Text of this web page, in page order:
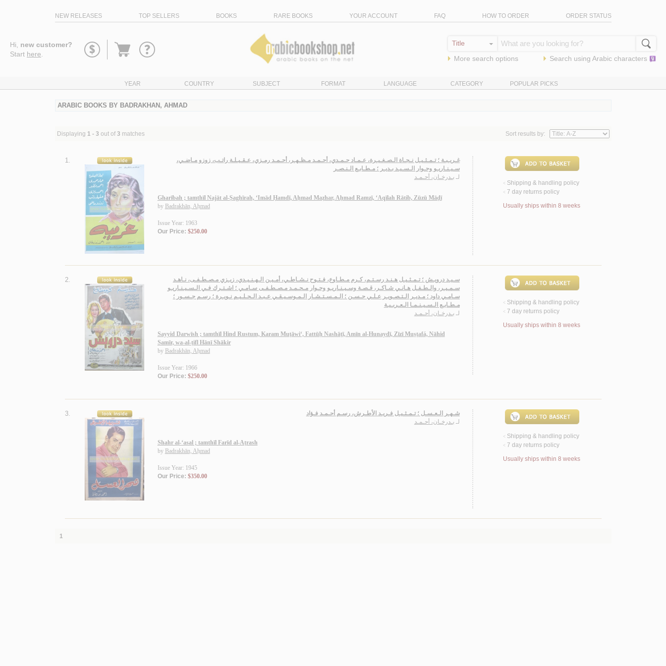
NEW RELEASES TOP SELLERS BOOKS RARE BOOKS YOUR ACCOUNT FAQ HOW TO ORDER ORDER STATUS
Hi, new customer?
Start here
Go
More search options Search using Arabic characters
YEAR COUNTRY SUBJECT FORMAT LANGUAGE CATEGORY POPULAR PICKS
ARABIC BOOKS BY BADRAKHAN, AHMAD
Displaying 1 - 3 out of 3 matches Sort results by:
1.
غـريـبـة ؛ تـمـثـيـل نـجـاة الـصـغـيـرة، عـمـاد حـمـدي، أحـمـد مـظـهـر، أحـمـد رمـزي، عـقـيـلـة راتـب، زوزو مـاضـي،
سـيـنـاريـو وحـوار الـسـيـد بـديـر ؛ مـطـابـع الـنـصـر
لـ بـدرخـان، أحـمـد
Gharībah ; tamthīl Najāt al-Ṣaghīrah, ‘Imād Ḥamdī, Aḥmad Maẓhar, Aḥmad Ramzī, ‘Aqīlah Rātib, Zūzū Māḍī
by Badrakhān, Aḥmad
Issue Year: 1963
Our Price: $250.00
< Shipping & handling policy
< 7 day returns policy
Usually ships within 8 weeks
2.
سـيـد درويـش ؛ تـمـثـيـل هـنـد رسـتـم، كـرم مـطـاوع، فـتـوح نـشـاطـي، أمـيـن الـهـنـيـدي، زيـزي مـصـطـفـى، نـاهـد
سـمـيـر، والـطـفـل هـانـي شـاكـر، قـصـة وسـيـنـاريـو وحـوار مـحـمـد مـصـطـفـى سـامـي ؛ اشـتـرك فـي الـسـيـنـاريـو
سـامـي داود ؛ مـديـر الـتـصـويـر عـلـي حـسـن ؛ الـمـسـتـشـار الـمـوسـيـقـي عـبـد الـحـلـيـم نـويـرة ؛ رسـم جـسـور ؛
مـطـابـع الـسـيـنـمـا الـعـربـيـة
لـ بـدرخـان، أحـمـد
Sayyid Darwīsh ; tamthīl Hind Rustum, Karam Muṭāwi‘, Fattūḥ Nashāṭī, Amīn al-Hunaydī, Zīzī Muṣṭafá, Nāhid
Samīr, wa-al-ṭifl Hānī Shākir
by Badrakhān, Aḥmad
Issue Year: 1966
Our Price: $250.00
< Shipping & handling policy
< 7 day returns policy
Usually ships within 8 weeks
3.
شـهـر الـعـسـل ؛ تـمـثـيـل فـريـد الأطـرش، رسـم أحـمـد فـؤاد
لـ بـدرخـان، أحـمـد
Shahr al-‘asal ; tamthīl Farīd al-Aṭrash
by Badrakhān, Aḥmad
Issue Year: 1945
Our Price: $350.00
< Shipping & handling policy
< 7 day returns policy
Usually ships within 8 weeks
1